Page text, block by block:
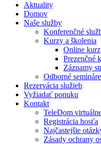
Aktuality
Domov
Naše služby
Konferenčné
Kurzy a školenia
Online
Prezenčné
Záznamy
Odborné semináre
Rezervácia služieb
Vyžiadať ponuku
Kontakt
TeleDom
Registrácia hosťa
Najčastejšie
Zásady ochrany